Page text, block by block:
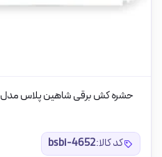
حشره کش برقی شاهین پلاس مدل 120 با لامپ UV
کد کالا:bsbi-4652